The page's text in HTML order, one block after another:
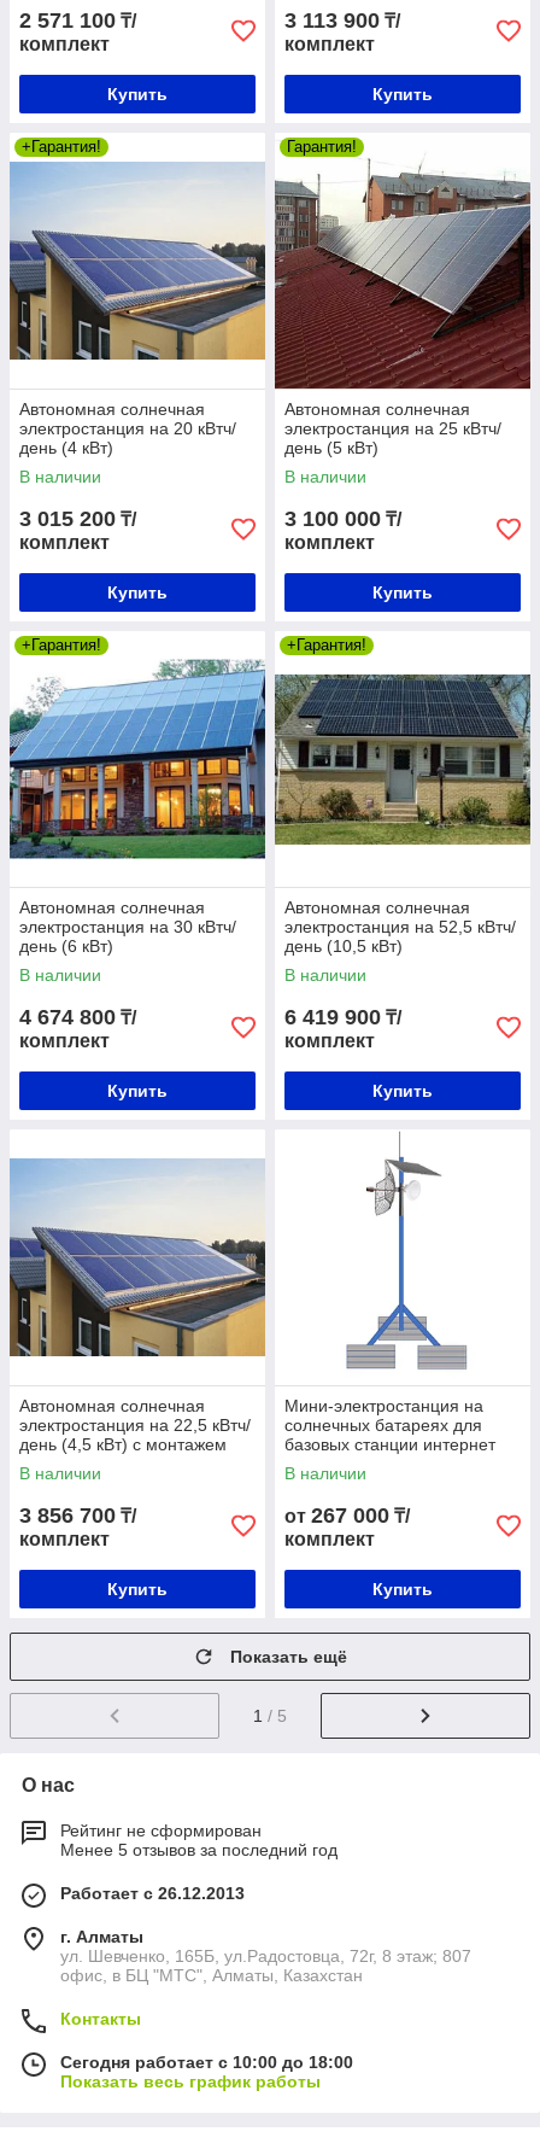
2 571 100 ₸/
комплект
Купить
3 113 900 ₸/
комплект
Купить
+Гарантия!
Автономная солнечная
электростанция на 20 кВтч/
день (4 кВт)
В наличии
3 015 200 ₸/
комплект
Купить
Гарантия!
Автономная солнечная
электростанция на 25 кВтч/
день (5 кВт)
В наличии
3 100 000 ₸/
комплект
Купить
+Гарантия!
Автономная солнечная
электростанция на 30 кВтч/
день (6 кВт)
В наличии
4 674 800 ₸/
комплект
Купить
+Гарантия!
Автономная солнечная
электростанция на 52,5 кВтч/
день (10,5 кВт)
В наличии
6 419 900 ₸/
комплект
Купить
Автономная солнечная
электростанция на 22,5 кВтч/
день (4,5 кВт) с монтажем
В наличии
3 856 700 ₸/
комплект
Купить
Мини-электростанция на
солнечных батареях для
базовых станции интернет
связи итп
В наличии
от 267 000 ₸/
комплект
Купить
Показать ещё
1 / 5
О нас
Рейтинг не сформирован
Менее 5 отзывов за последний год
Работает с 26.12.2013
г. Алматы
ул. Шевченко, 165Б, ул.​Радостовца, 72г, 8 этаж; 807
офис, в БЦ "МТС", Алматы, Казахстан
Контакты
Сегодня работает с 10:00 до 18:00
Показать весь график работы